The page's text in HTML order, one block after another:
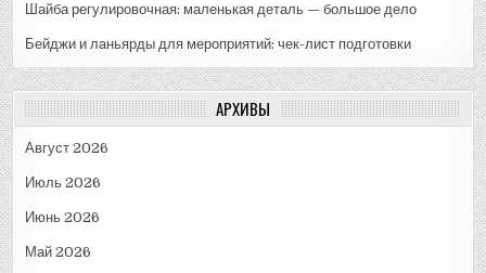
Шайба регулировочная: маленькая деталь — большое дело
Бейджи и ланьярды для мероприятий: чек-лист подготовки
АРХИВЫ
Август 2026
Июль 2026
Июнь 2026
Май 2026